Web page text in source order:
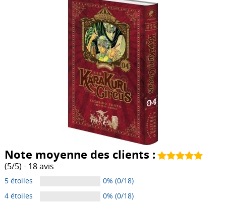
Note moyenne des clients :
(5/5) - 18avis
5 étoiles
0% (0/18)
4 étoiles
0% (0/18)